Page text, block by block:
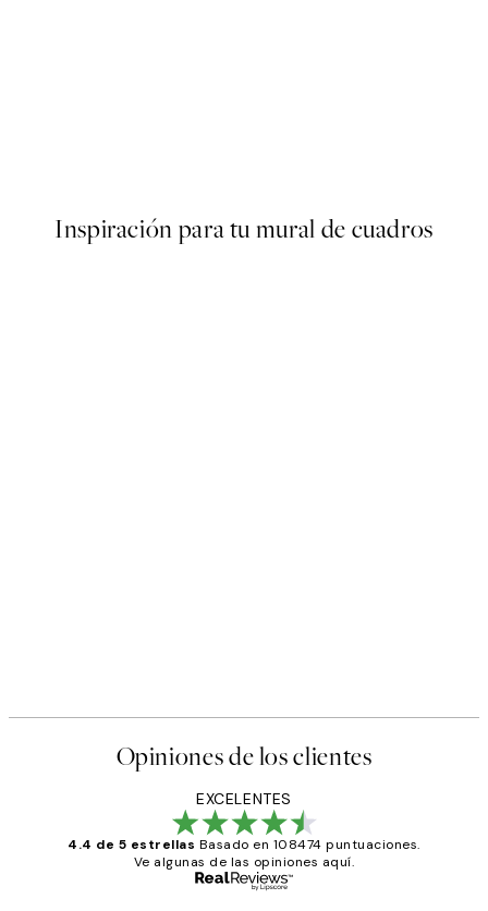
Inspiración para tu mural de cuadros
Opiniones de los clientes
EXCELENTES
4.4 de 5 estrellas Basado en 108474 puntuaciones.
Ve algunas de las opiniones aquí.